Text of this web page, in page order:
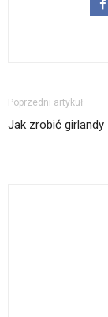
Poprzedni artykuł
Jak zrobić girlandy